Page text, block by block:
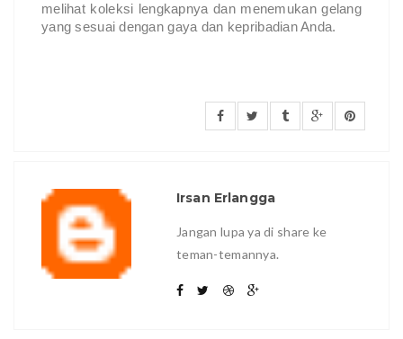
melihat koleksi lengkapnya dan menemukan gelang
yang sesuai dengan gaya dan kepribadian Anda.
Irsan Erlangga
Jangan lupa ya di share ke
teman-temannya.